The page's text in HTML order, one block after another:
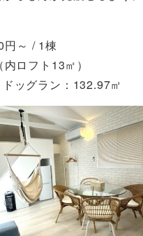
円～ / 1棟
ロフト13㎡）
ドッグラン：132.97㎡